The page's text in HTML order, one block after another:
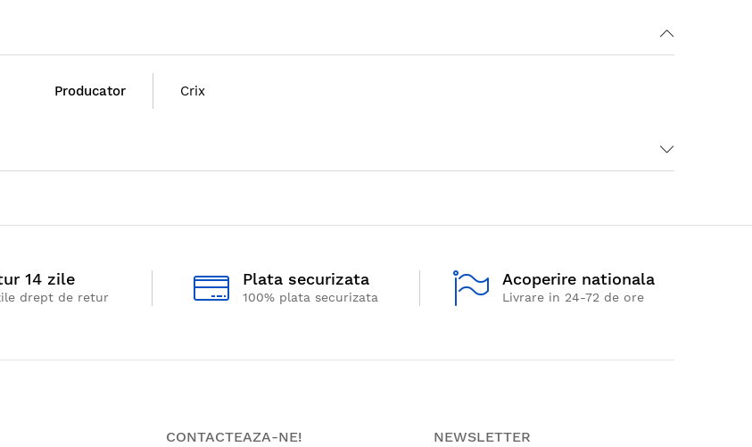
Producator Crix
14 zile
drept de retur
Plata securizata
100% plata securizata
Acoperire nationala
Livrare in 24-72 de ore
CONTACTEAZA-NE! NEWSLETTER